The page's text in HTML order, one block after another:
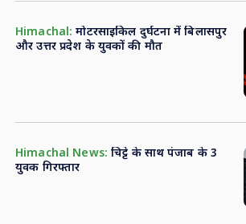
Himachal: मोटरसाइकिल दुर्घटना में बिलासपुर
और उत्तर प्रदेश के युवकों की मौत
Himachal News: चिट्टे के साथ पंजाब के 3
युवक गिरफ्तार